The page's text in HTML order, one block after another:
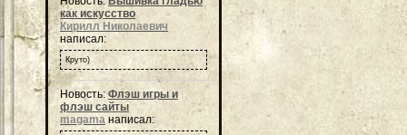
как искусство
Кирилл Николаевич
написал:
Круто)
Новость:Флэш игры и
флэш сайты
magama написал: